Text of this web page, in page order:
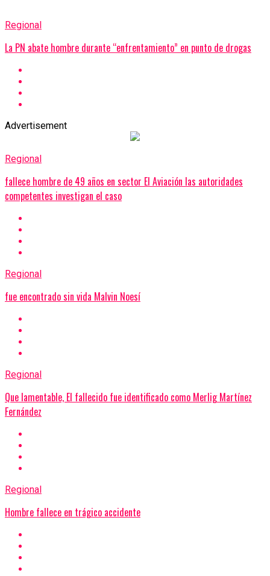
Regional
La PN abate hombre durante “enfrentamiento” en punto de drogas
Advertisement
Regional
fallece hombre de 49 años en sector El Aviación las autoridades
competentes investigan el caso
Regional
fue encontrado sin vida Malvin Noesí
Regional
Que lamentable, El fallecido fue identificado como Merlig Martínez
Fernández
Regional
Hombre fallece en trágico accidente